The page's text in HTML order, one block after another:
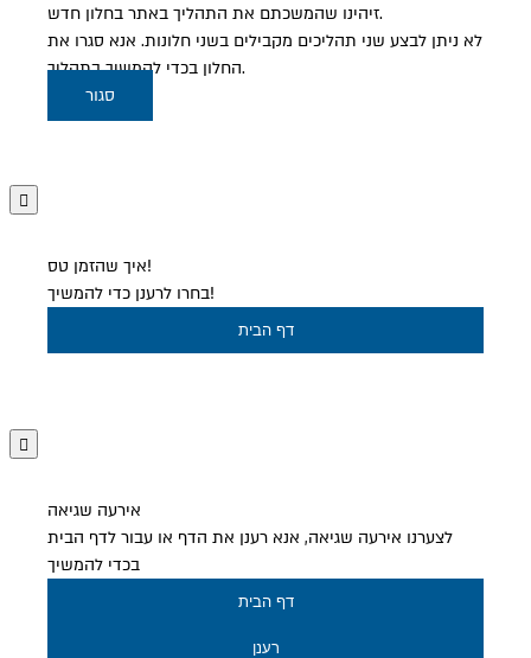
זיהינו שהמשכתם את התהליך באתר בחלון חדש.
לא ניתן לבצע שני תהליכים מקבילים בשני חלונות. אנא סגרו את
החלון בכדי להמשיך בתהליך.
סגור
איך שהזמן טס!
בחרו לרענן כדי להמשיך!
דף הבית
אירעה שגיאה
לצערנו אירעה שגיאה, אנא רענן את הדף או עבור לדף הבית
בכדי להמשיך
דף הבית
רענן